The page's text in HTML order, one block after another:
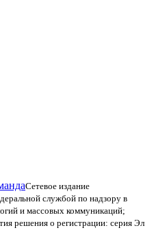
Сетевое издание
службой по надзору в
и массовых коммуникаций;
решения о регистрации: серия Эл